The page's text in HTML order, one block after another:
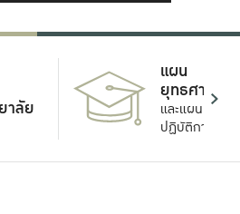
าลัย
แผน
ยุทธศาสตร์
และแผน
ปฏิบัติการ